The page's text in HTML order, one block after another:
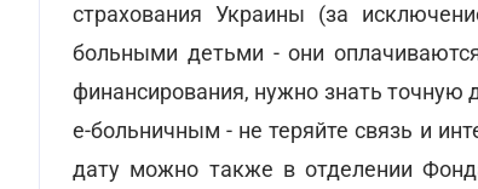
страхования Украины (за
больными детьми - они
финансирования, нужно знать точную
е-больничным - не теряйте связь и
дату можно также в отделении